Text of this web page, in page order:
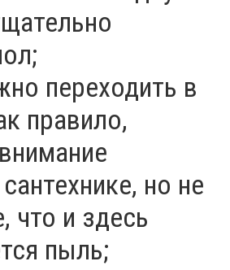
переходить в
правило,
но не
что и здесь
пыль;